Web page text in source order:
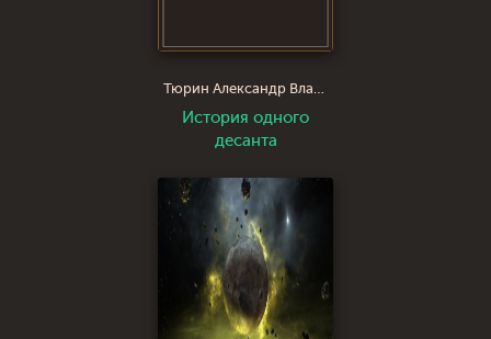
Тюрин Александр Владимирович
История одного
десанта